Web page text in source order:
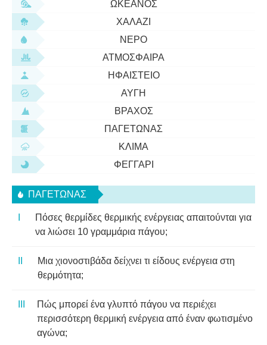
ΩΚΕΑΝΌΣ
ΧΑΛΆΖΙ
ΝΕΡΌ
ΑΤΜΌΣΦΑΙΡΑ
ΗΦΑΊΣΤΕΙΟ
ΑΥΓΉ
ΒΡΆΧΟΣ
ΠΑΓΕΤΏΝΑΣ
ΚΛΊΜΑ
ΦΕΓΓΆΡΙ
ΠΑΓΕΤΏΝΑΣ
Πόσες θερμίδες θερμικής ενέργειας απαιτούνται για
να λιώσει 10 γραμμάρια πάγου;
Μια χιονοστιβάδα δείχνει τι είδους ενέργεια στη
θερμότητα;
Πώς μπορεί ένα γλυπτό πάγου να περιέχει
περισσότερη θερμική ενέργεια από έναν φωτισμένο
αγώνα;